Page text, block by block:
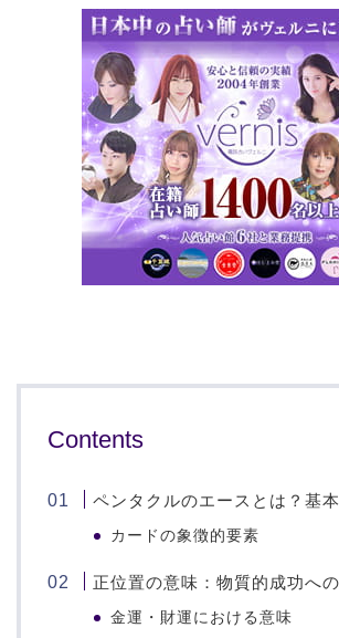
Contents
ペンタクルのエースとは？基
カードの象徴的要素
正位置の意味：物質的成功へ
金運・財運における意味